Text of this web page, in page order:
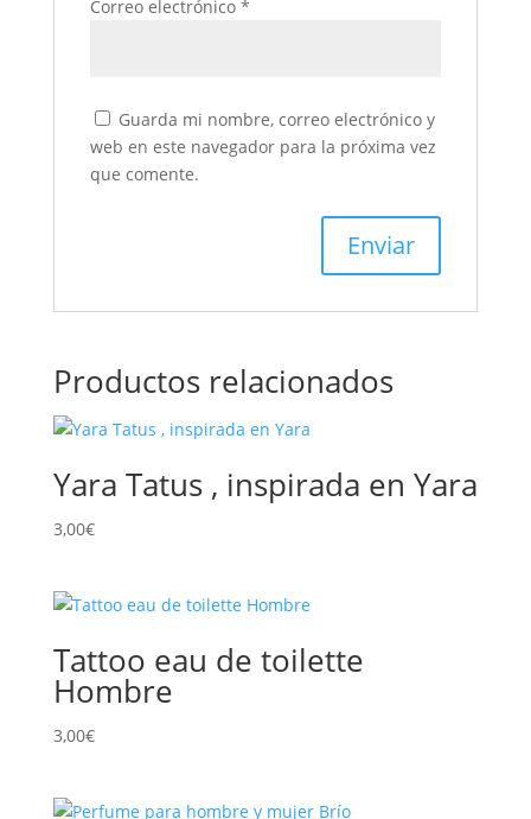
Correo electrónico *
Guarda mi nombre, correo electrónico y
web en este navegador para la próxima vez
que comente.
Productos relacionados
Yara Tatus , inspirada en Yara
3,00€
Tattoo eau de toilette
Hombre
3,00€